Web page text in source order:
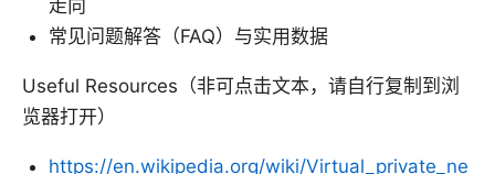
走向
常见问题解答（FAQ）与实用数据
Useful Resources（非可点击文本，请自行复制到浏
览器打开）
https://en.wikipedia.org/wiki/Virtual_private_ne